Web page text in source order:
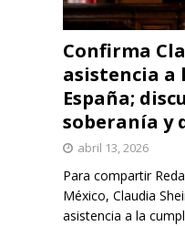
Confirma
asistencia a
España;
soberanía y
abril 13, 2026
Para compartir
México, Claudia
asistencia a la